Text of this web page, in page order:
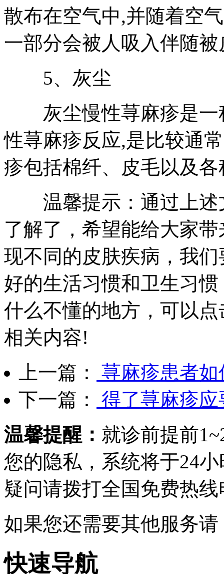
散布在空气中,并随着空
一部分会被人吸入伴随
5、灰尘
灰尘慢性荨麻疹是一
性荨麻疹反应,是比较通
疹包括棉纤、皮毛以及
温馨提示：通过上述
了解了，希望能给大家
现不同的皮肤疾病，我
好的生活习惯和卫生习
什么不懂的地方，可以
相关内容!
上一篇：
荨麻疹患者如
下一篇：
得了荨麻疹
温馨提醒： 就诊前提前
您的隐私，系统将于24
疑问请拨打全国免费热线
如果您还需要其他服务
快速导航